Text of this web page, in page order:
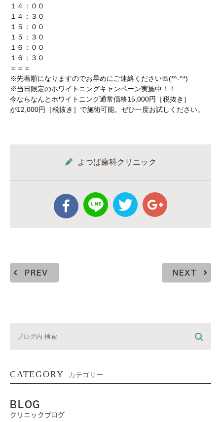
１４：００
１４：３０
１５：００
１５：３０
１６：００
１６：３０
＝＝＝
※先着順になりますのでお早めにご連絡ください☏(*^-^*)
※当日限定のホワイトニングキャンペーン実施中！！
今ならなんとホワイトニング通常価格15,000円［税抜き］
が12,000円［税抜き］で施術可能。ぜひ一度お試しください。
よつば歯科クリニック
PREV NEXT
CATEGORY カテゴリー
BLOG
クリニックブログ